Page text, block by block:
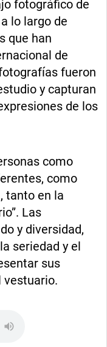
fotográfico de
lo largo de
que han
de
fueron
y capturan
de los
como
como
tanto en la
Las
y diversidad,
seriedad y el
sus
vestuario.